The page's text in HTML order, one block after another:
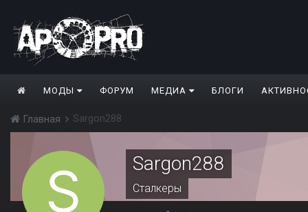
МОДЫ ФОРУМ МЕДИА БЛОГИ
Главная Sargon288
Sargon288
Сталкеры